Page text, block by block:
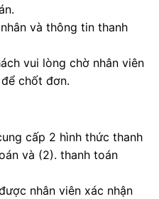
và thông tin thanh
vui lòng chờ nhân viên
chốt đơn.
cấp 2 hình thức thanh
và (2). thanh toán
nhân viên xác nhận